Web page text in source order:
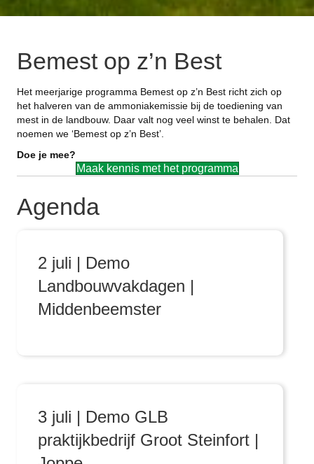
Bemest op z’n Best
Het meerjarige programma Bemest op z’n Best richt zich op
het halveren van de ammoniakemissie bij de toediening van
mest in de landbouw. Daar valt nog veel winst te behalen. Dat
noemen we ‘Bemest op z’n Best’.
Doe je mee?
Maak kennis met het programma
Agenda
2 juli | Demo
Landbouwvakdagen |
Middenbeemster
3 juli | Demo GLB
praktijkbedrijf Groot Steinfort |